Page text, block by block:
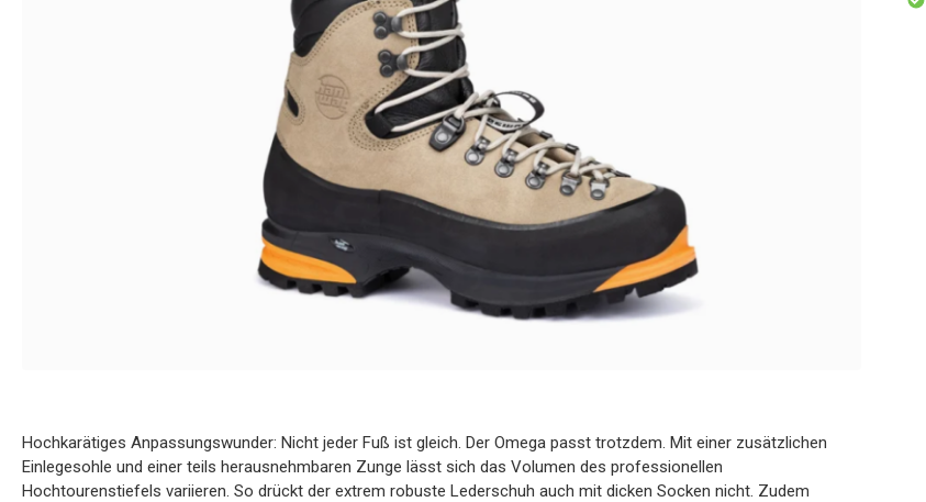
Hochkarätiges Anpassungswunder: Nicht jeder Fuß ist gleich. Der Omega passt trotzdem. Mit einer zusätzlichen
Einlegesohle und einer teils herausnehmbaren Zunge lässt sich das Volumen des professionellen
Hochtourenstiefels variieren. So drückt der extrem robuste Lederschuh auch mit dicken Socken nicht. Zudem